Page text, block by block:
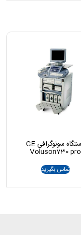
دستگاه سونوگرافی GE
Voluson730 pro
تماس بگیرید